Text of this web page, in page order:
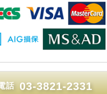
話 03-3821-2331